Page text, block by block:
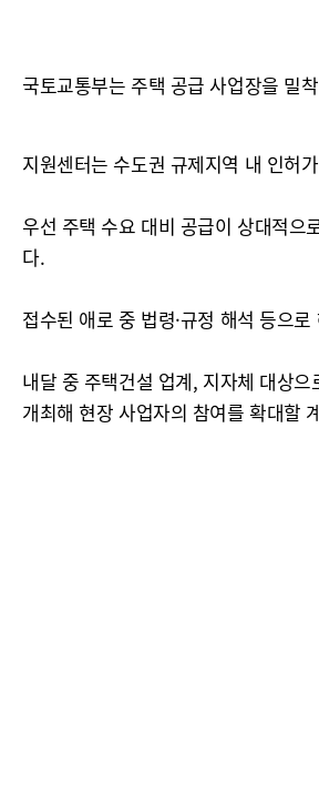
국토교통부는 주택 공급 사업장을 밀
지원센터는 수도권 규제지역 내 인허
우선 주택 수요 대비 공급이 상대적으
다.
접수된 애로 중 법령·규정 해석 등으
내달 중 주택건설 업계, 지자체 대상
개최해 현장 사업자의 참여를 확대할